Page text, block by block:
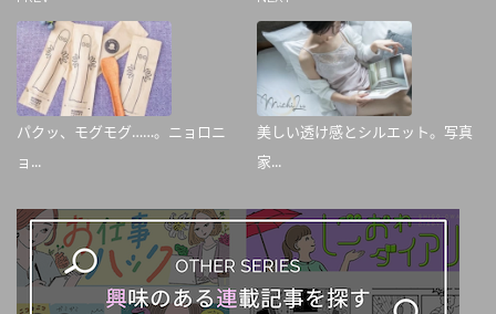
パクッ、モグモグ……。ニョロニ
ョ...
美しい透け感とシルエット。写真
家...